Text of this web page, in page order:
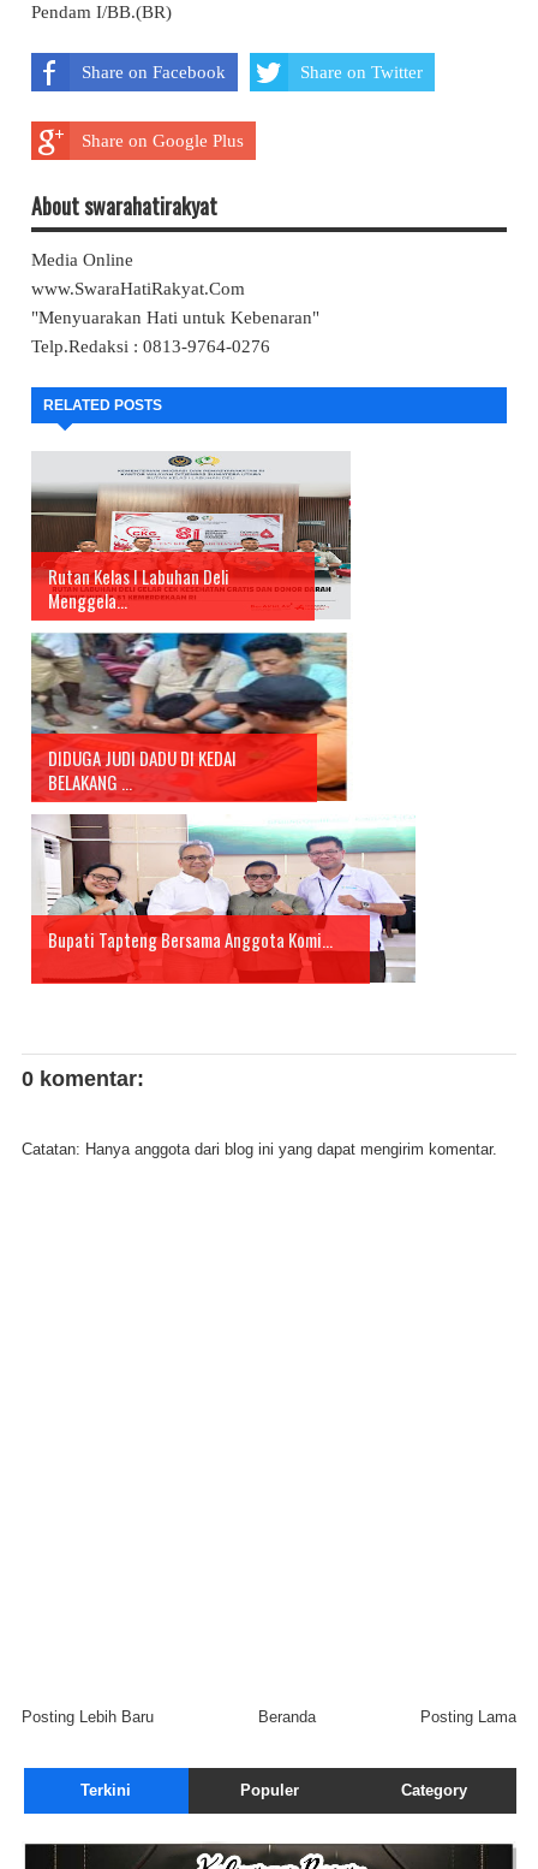
Pendam I/BB.(BR)
Share on Facebook Share on Twitter
Share on Google Plus
About swarahatirakyat
Media Online
www.SwaraHatiRakyat.Com
"Menyuarakan Hati untuk Kebenaran"
Telp.Redaksi : 0813-9764-0276
RELATED POSTS
Rutan Kelas I Labuhan Deli
Menggela...
DIDUGA JUDI DADU DI KEDAI
BELAKANG ...
Bupati Tapteng Bersama Anggota Komi...
0 komentar:
Catatan: Hanya anggota dari blog ini yang dapat mengirim komentar.
Posting Lebih Baru Posting Lama
Beranda
Terkini Populer Category